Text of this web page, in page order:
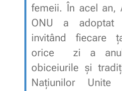
femeii. În acel an,
ONU a adoptat
invitând fiecare
orice zi a
obiceiurile şi
Naţiunilor Unite